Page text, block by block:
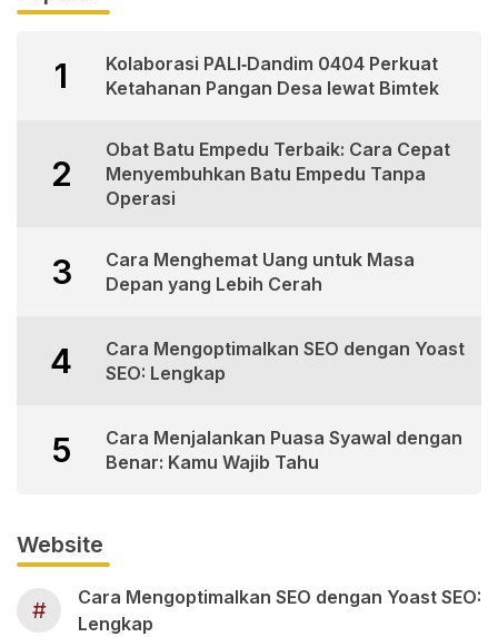
1
Kolaborasi PALI‑Dandim 0404 Perkuat
Ketahanan Pangan Desa lewat Bimtek
2
Obat Batu Empedu Terbaik: Cara Cepat
Menyembuhkan Batu Empedu Tanpa
Operasi
3
Cara Menghemat Uang untuk Masa
Depan yang Lebih Cerah
4
Cara Mengoptimalkan SEO dengan Yoast
SEO: Lengkap
5
Cara Menjalankan Puasa Syawal dengan
Benar: Kamu Wajib Tahu
Website
#
Cara Mengoptimalkan SEO dengan Yoast SEO:
Lengkap